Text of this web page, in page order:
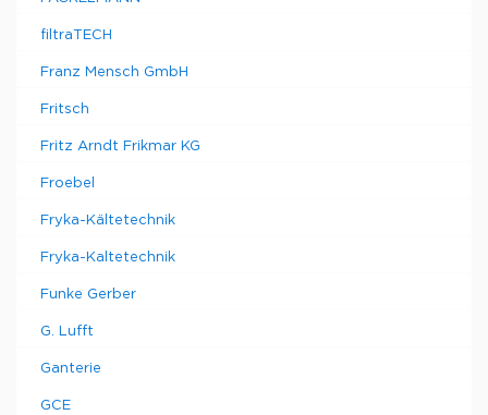
filtraTECH
Franz Mensch GmbH
Fritsch
Fritz Arndt Frikmar KG
Froebel
Fryka-Kältetechnik
Fryka-Kaltetechnik
Funke Gerber
G. Lufft
Ganterie
GCE